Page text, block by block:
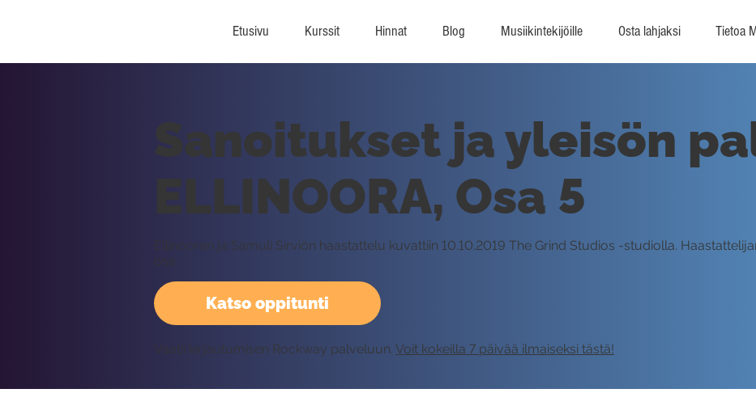
Etusivu Kurssit Hinnat Blog Musiikintekijöille Osta lahjaksi Tietoa
Katso oppitunti
Sanoitukset ja yleisön
ELLINOORA, Osa 5
Ellinooran ja Samuli Sirviön haastattelu kuvattiin 10.10.2019 The Grind Studios -studiolla.
osa.
Vaatii kirjautumisen Rockway palveluun. Voit kokeilla 7 päivää ilmaiseksi tästä!